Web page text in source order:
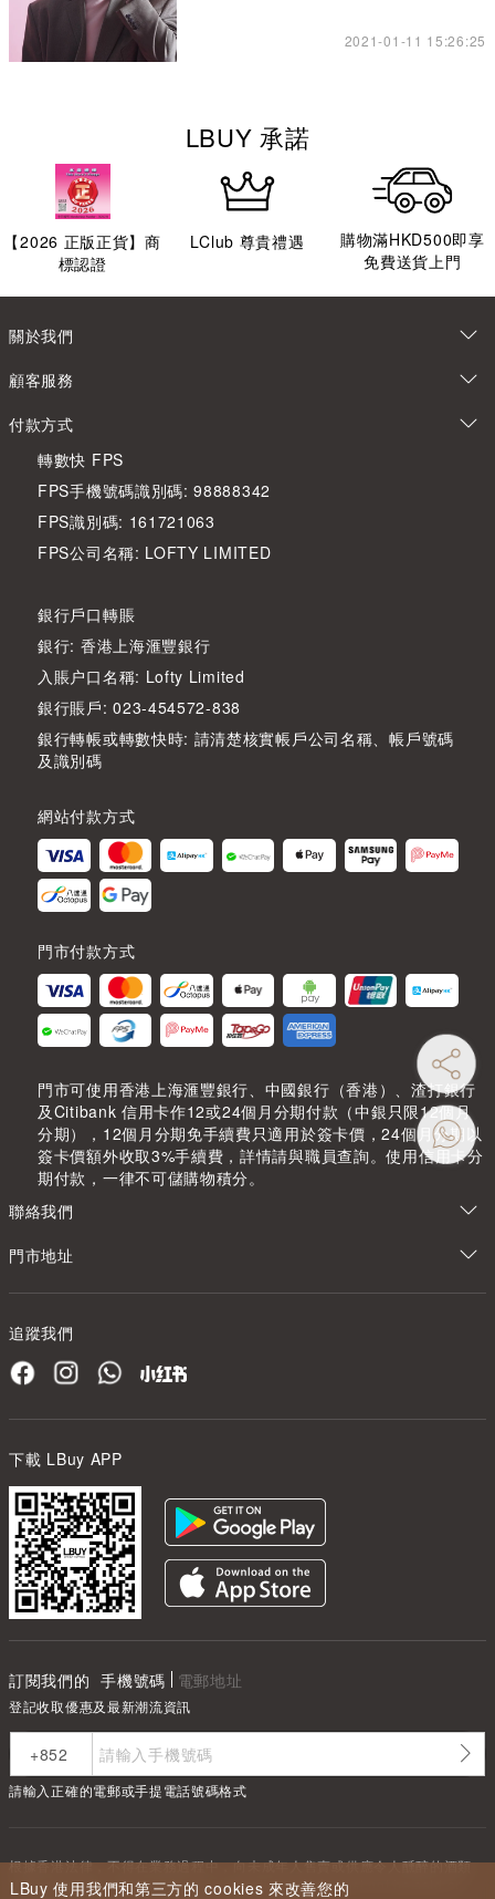
2021-01-11 15:26:25
LBUY 承諾
【2026 正版正貨】商
標認證
LClub 尊貴禮遇
購物滿HKD500即享
免費送貨上門
LBuy 使用我們和第三方的 cookies 來改善您的
關於我們
顧客服務
付款方式
轉數快 FPS
FPS手機號碼識別碼: 98888342
FPS識別碼: 161721063
FPS公司名稱: LOFTY LIMITED
銀行戶口轉賬
銀行: 香港上海滙豐銀行
入賬户口名稱: Lofty Limited
銀行賬戶: 023-454572-838
銀行轉帳或轉數快時: 請清楚核實帳戶公司名稱、帳戶號碼
及識別碼
網站付款方式
門市付款方式
門市可使用香港上海滙豐銀行、中國銀行（香港）、渣打銀行
及Citibank 信用卡作12或24個月分期付款（中銀只限12個月
分期），12個月分期免手續費只適用於簽卡價，24個月分期以
簽卡價額外收取3%手續費，詳情請與職員查詢。使用信用卡分
期付款，一律不可儲購物積分。
聯絡我們
門市地址
追蹤我們
下載 LBuy APP
訂閱我們的 手機號碼 電郵地址
登記收取優惠及最新潮流資訊
請輸入正確的電郵或手提電話號碼格式
根據香港法律，不得在業務過程中，向未成年人售賣或供應令人醺醉的酒類
Under the law of Hong Kong, intoxicating liquor must not be sold or